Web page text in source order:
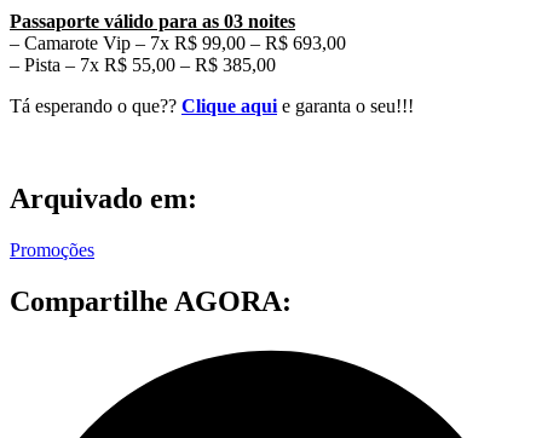
Passaporte válido para as 03 noites
– Camarote Vip – 7x R$ 99,00 – R$ 693,00
– Pista – 7x R$ 55,00 – R$ 385,00
Tá esperando o que?? Clique aqui e garanta o seu!!!
Arquivado em:
Promoções
Compartilhe AGORA: